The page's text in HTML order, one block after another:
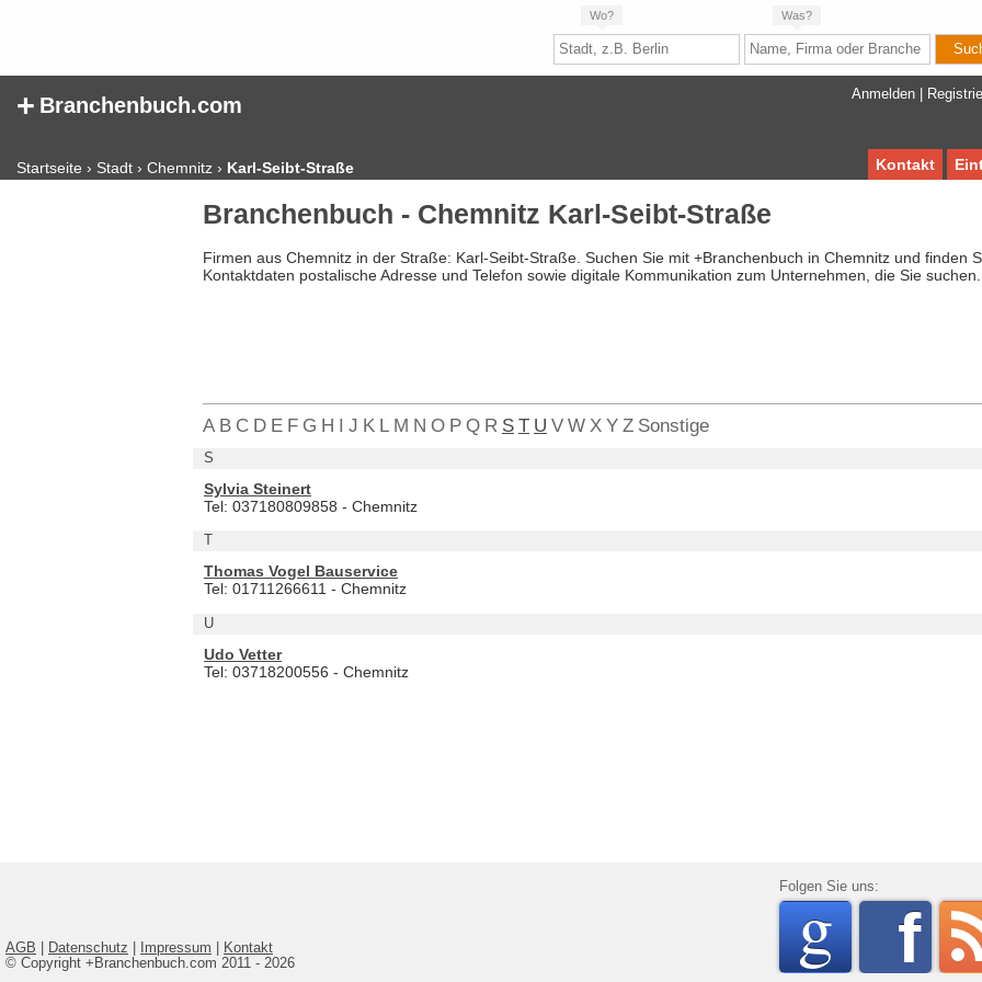
Wo? Was?
Anmelden
+ Branchenbuch.com
Startseite › Stadt › Chemnitz › Karl-Seibt-Straße Kontakt
Branchenbuch - Chemnitz Karl-Seibt-Straße
Firmen aus Chemnitz in der Straße: Karl-Seibt-Straße. Suchen Sie mit +Branchenbuch in Chemnitz und finden
Kontaktdaten postalische Adresse und Telefon sowie digitale Kommunikation zum Unternehmen, die Sie suchen.
A B C D E F G H I J K L M N O P Q R S T U V W X Y Z Sonstige
S
Sylvia Steinert
Tel: 037180809858 - Chemnitz
T
Thomas Vogel Bauservice
Tel: 01711266611 - Chemnitz
U
Udo Vetter
Tel: 03718200556 - Chemnitz
AGB Datenschutz Impressum
Kontakt
© Copyright +Branchenbuch.com 2011 - 2026
Folgen Sie uns:
rss